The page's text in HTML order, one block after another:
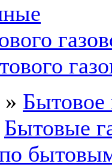
» Бытовое
Бытовые